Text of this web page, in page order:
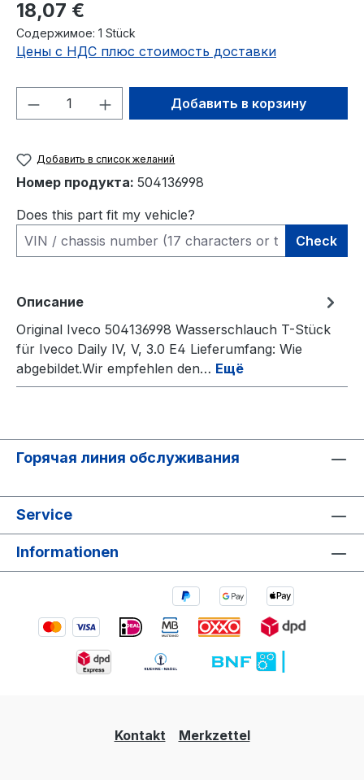
Обычная цена:
18,07 €
Содержимое: 1 Stück
Цены с НДС плюс стоимость доставки
Количество продукта: введите
Добавить в корзину
Добавить в список желаний
Номер продукта: 504136998
Does this part fit my vehicle?
Check
Описание
Original Iveco 504136998 Wasserschlauch T-Stück
für Iveco Daily IV, V, 3.0 E4 Lieferumfang: Wie
abgebildet.Wir empfehlen den… Ещё
Горячая линия обслуживания
Service
Informationen
Kontakt Merkzettel